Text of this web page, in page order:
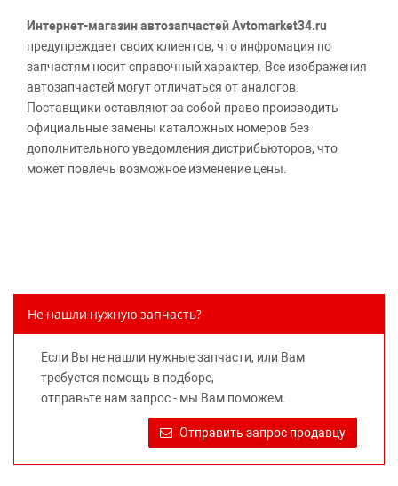
Интернет-магазин автозапчастей Avtomarket34.ru
предупреждает своих клиентов, что инфромация по
запчастям носит справочный характер. Все изображения
автозапчастей могут отличаться от аналогов.
Поставщики оставляют за собой право производить
официальные замены каталожных номеров без
дополнительного уведомления дистрибьюторов, что
может повлечь возможное изменение цены.
предлагаемых к продаже запасных частей для
правообладателей указанных товарных знаков.
Требование предоставлять покупателю необходимую и
достоверную информацию о товаре, предлагаемом к
продаже, обеспечивающую возможность их правильного
выбора возложено на продавца (изготовителя) Законом
«О защите прав потребителей».
Не нашли нужную запчасть?
Если Вы не нашли нужные запчасти, или Вам
требуется помощь в подборе,
отправьте нам запрос - мы Вам поможем.
Отправить запрос продавцу